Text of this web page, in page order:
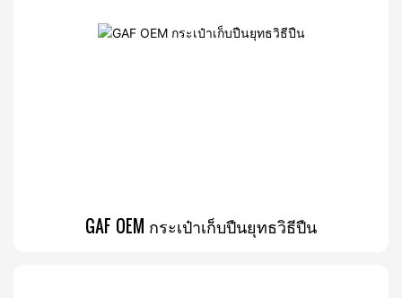
GAF OEM กระเป๋าเก็บปืนยุทธวิธีปืน